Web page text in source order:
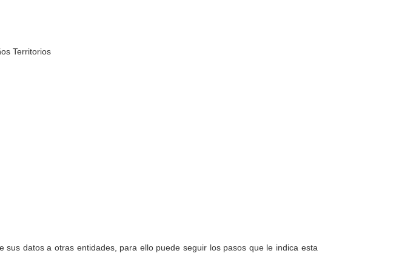
Territorios
datos a otras entidades, para ello puede seguir los pasos que le indica esta